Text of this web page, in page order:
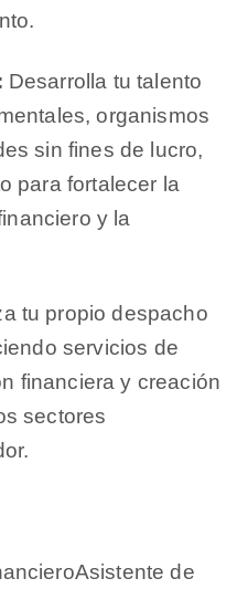
Desarrolla tu talento
organismos
sin fines de lucro,
para fortalecer la
y la
tu propio despacho
servicios de
financiera y creación
sectores
de